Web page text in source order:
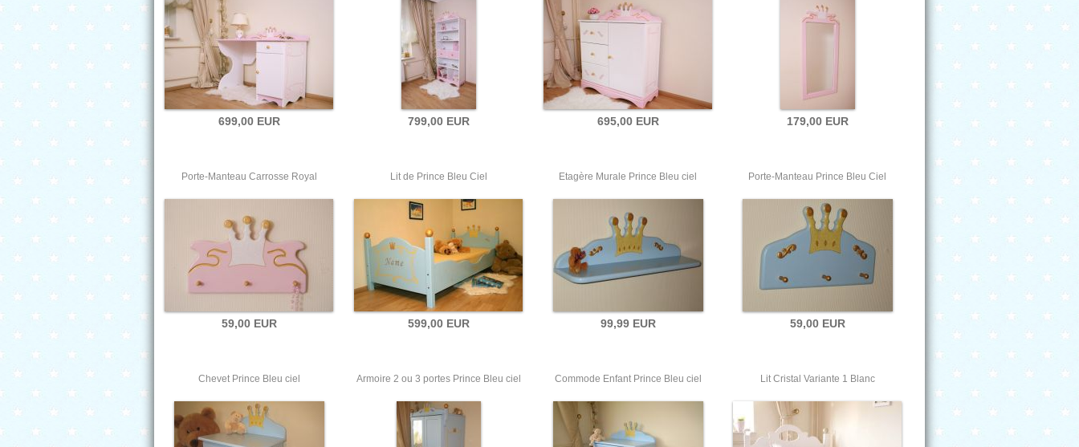
699,00 EUR 799,00 EUR 695,00 EUR 179,00 EUR
Porte-Manteau Carrosse Royal
59,00 EUR
Lit de Prince Bleu Ciel
599,00 EUR
Etagère Murale Prince Bleu ciel
99,99 EUR
Porte-Manteau Prince Bleu Ciel
59,00 EUR
Chevet Prince Bleu ciel Armoire 2 ou 3 portes Prince Bleu ciel Commode Enfant Prince Bleu ciel Lit Cristal Variante 1 Blanc